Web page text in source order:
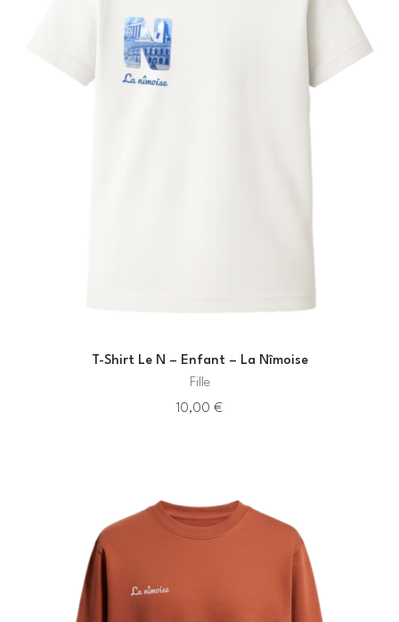
T-Shirt Le N – Enfant – La Nîmoise
Fille
10,00 €